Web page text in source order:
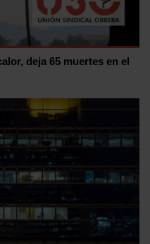
deja 65 muertes en el